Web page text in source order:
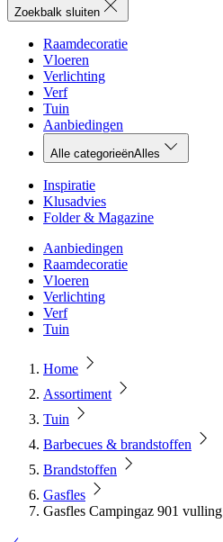
Zoekbalk sluiten
Raamdecoratie
Vloeren
Verlichting
Verf
Tuin
Aanbiedingen
Alle categorieënAlles
Inspiratie
Klusadvies
Folder & Magazine
Aanbiedingen
Raamdecoratie
Vloeren
Verlichting
Verf
Tuin
Home
Assortiment
Tuin
Barbecues & brandstoffen
Brandstoffen
Gasfles
Gasfles Campingaz 901 vulling